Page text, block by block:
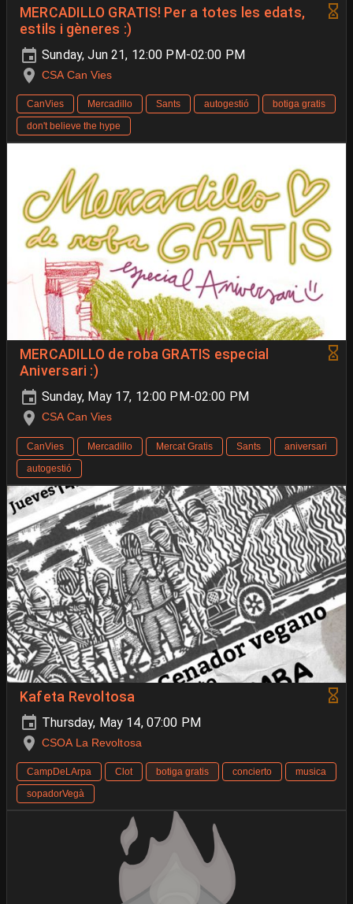
MERCADILLO GRATIS! Per a totes les edats,
estils i gèneres :)
Sunday, Jun 21, 12:00 PM-02:00 PM
CSA Can Vies
CanVies Mercadillo Sants autogestió
botiga gratis
don't believe the hype
MERCADILLO de roba GRATIS especial
Aniversari :)
Sunday, May 17, 12:00 PM-02:00 PM
CSA Can Vies
CanVies Mercadillo Mercat Gratis Sants
aniversari
autogestió
Kafeta Revoltosa
Thursday, May 14, 07:00 PM
CSOA La Revoltosa
CampDeLArpa Clot botiga gratis concierto
musica
sopadorVegà